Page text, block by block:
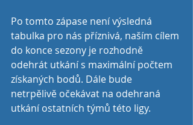
Po tomto zápase není výsledná
tabulka pro nás příznivá, naším cílem
do konce sezony je rozhodně
odehrát utkání s maximální počtem
získaných bodů. Dále bude
netrpělivě očekávat na odehraná
utkání ostatních týmů této ligy.